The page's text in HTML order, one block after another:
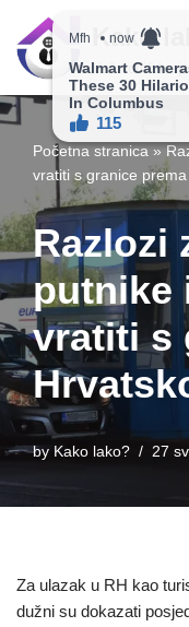
Skip
content
Kako
Vaš vodič ka
Početna stranica»
vratiti s granice
Razlozi
putnike
vratiti s
by Kako lako? 27
Za ulazak u RH kao
dužni su dokazati